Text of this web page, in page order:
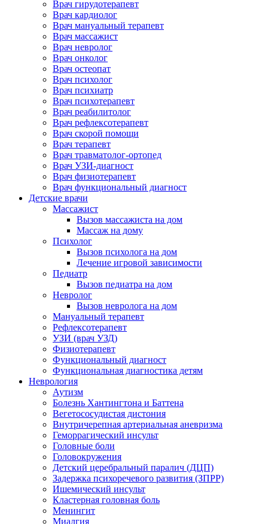
Врач гирудотерапевт
Врач кардиолог
Врач мануальный терапевт
Врач массажист
Врач невролог
Врач онколог
Врач остеопат
Врач психолог
Врач психиатр
Врач психотерапевт
Врач реабилитолог
Врач рефлексотерапевт
Врач скорой помощи
Врач терапевт
Врач травматолог-ортопед
Врач УЗИ-диагност
Врач физиотерапевт
Врач функциональный диагност
Детские врачи
Массажист
Вызов массажиста на дом
Массаж на дому
Психолог
Вызов психолога на дом
Лечение игровой зависимости
Педиатр
Вызов педиатра на дом
Невролог
Вызов невролога на дом
Мануальный терапевт
Рефлексотерапевт
УЗИ (врач УЗД)
Физиотерапевт
Функциональный диагност
Функциональная диагностика детям
Неврология
Аутизм
Болезнь Хантингтона и Баттена
Вегетососудистая дистония
Внутричерепная артериальная аневризма
Геморрагический инсульт
Головные боли
Головокружения
Детский церебральный паралич (ДЦП)
Задержка психоречевого развития (ЗПРР)
Ишемический инсульт
Кластерная головная боль
Менингит
Миалгия